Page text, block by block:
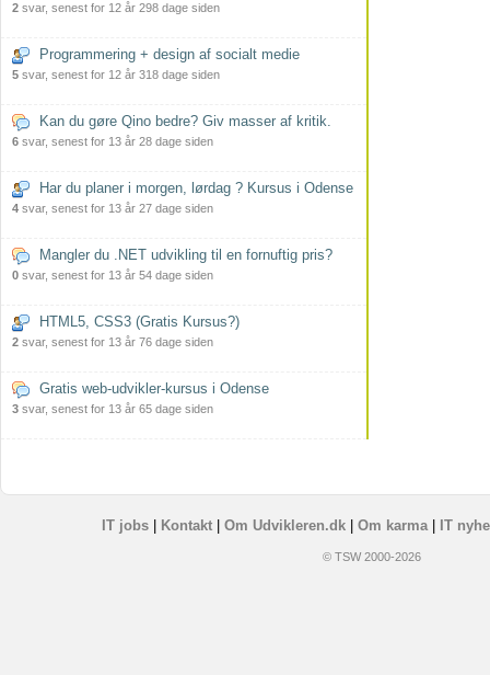
2 svar, senest for 12 år 298 dage siden
Programmering + design af socialt medie
5 svar, senest for 12 år 318 dage siden
Kan du gøre Qino bedre? Giv masser af kritik.
6 svar, senest for 13 år 28 dage siden
Har du planer i morgen, lørdag ? Kursus i Odense
4 svar, senest for 13 år 27 dage siden
Mangler du .NET udvikling til en fornuftig pris?
0 svar, senest for 13 år 54 dage siden
HTML5, CSS3 (Gratis Kursus?)
2 svar, senest for 13 år 76 dage siden
Gratis web-udvikler-kursus i Odense
3 svar, senest for 13 år 65 dage siden
IT jobs| Kontakt| Om Udvikleren.dk| Om karma| IT
© TSW 2000-2026